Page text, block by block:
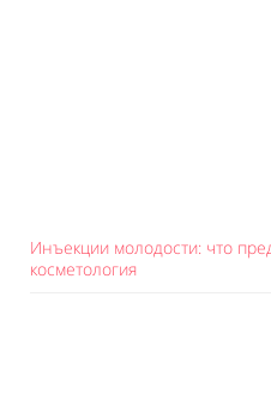
Инъекции молодости: что
косметология